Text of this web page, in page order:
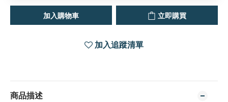
加入購物車 立即購買
加入追蹤清單
商品描述